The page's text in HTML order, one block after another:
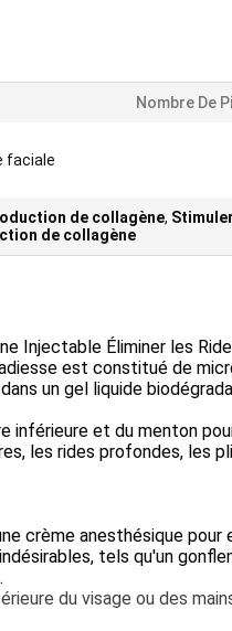
Nombre De
faciale
de collagène,
de collagène
Injectable Éliminer les
est constitué de
un gel liquide
inférieure et du menton
les rides profondes, les
crème anesthésique pour
tels qu'un
du visage ou des